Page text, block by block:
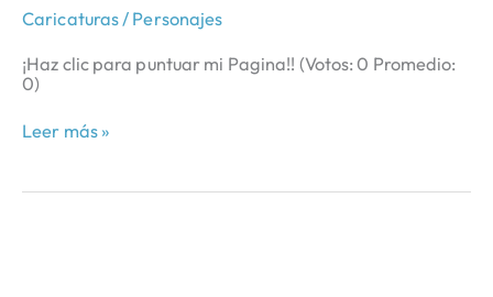
Caricaturas / Personajes
¡Haz clic para puntuar mi Pagina!! (Votos: 0 Promedio:
0)
Leer más »